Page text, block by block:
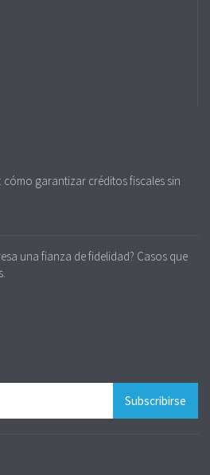
cómo garantizar créditos fiscales sin
una fianza de fidelidad? Casos que